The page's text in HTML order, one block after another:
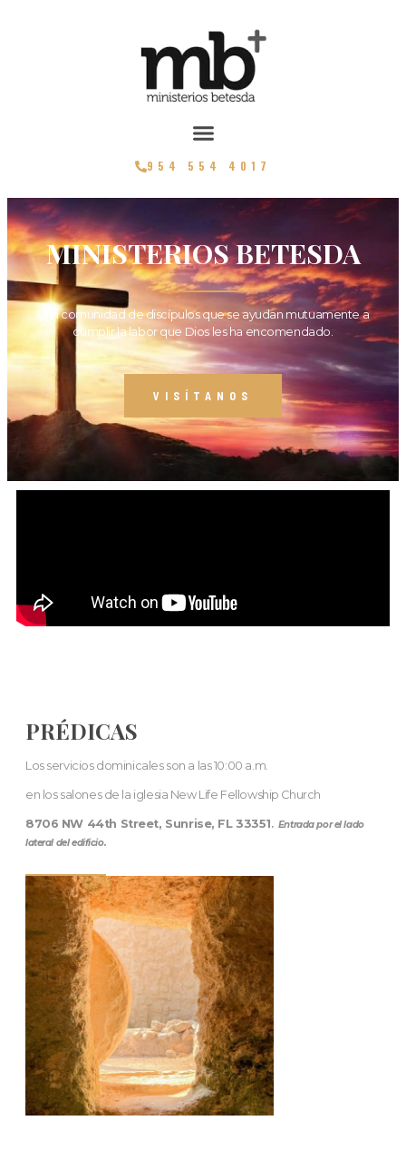
954 554 4017
MINISTERIOS BETESDA
Una comunidad de discípulos que se ayudan mutuamente a
cumplir la labor que Dios les ha encomendado.
VISÍTANOS
PRÉDICAS
Los servicios dominicales son a las 10:00 a.m.
en los salones de la iglesia New Life Fellowship Church
8706 NW 44th Street, Sunrise, FL 33351. Entrada por el lado
lateral del edificio.